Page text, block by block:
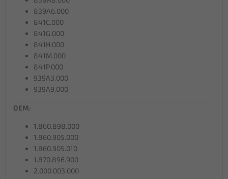
839A6.000
841C.000
841G.000
841H.000
841M.000
841P.000
939A3.000
939A9.000
OEM:
1.860.898.000
1.860.905.000
1.860.905.010
1.870.896.900
2.000.003.000